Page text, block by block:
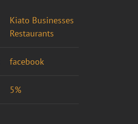
Kiato Businesses
Restaurants
facebook
5%